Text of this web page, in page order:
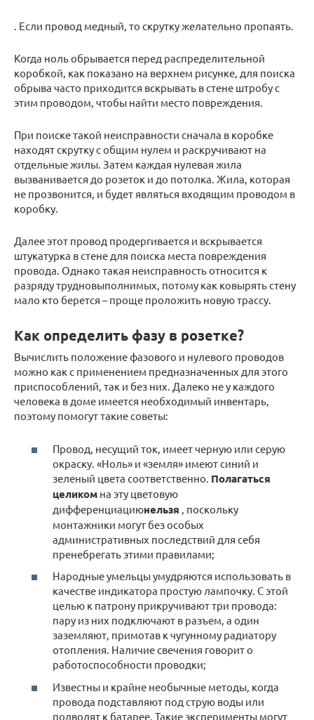
. Если провод медный, то скрутку желательно пропаять.
Когда ноль обрывается перед распределительной
коробкой, как показано на верхнем рисунке, для поиска
обрыва часто приходится вскрывать в стене штробу с
этим проводом, чтобы найти место повреждения.
При поиске такой неисправности сначала в коробке
находят скрутку с общим нулем и раскручивают на
отдельные жилы. Затем каждая нулевая жила
вызванивается до розеток и до потолка. Жила, которая
не прозвонится, и будет являться входящим проводом в
коробку.
Далее этот провод продергивается и вскрывается
штукатурка в стене для поиска места повреждения
провода. Однако такая неисправность относится к
разряду трудновыполнимых, потому как ковырять стену
мало кто берется – проще проложить новую трассу.
Как определить фазу в розетке?
Вычислить положение фазового и нулевого проводов
можно как с применением предназначенных для этого
приспособлений, так и без них. Далеко не у каждого
человека в доме имеется необходимый инвентарь,
поэтому помогут такие советы:
Провод, несущий ток, имеет черную или серую
окраску. «Ноль» и «земля» имеют синий и
зеленый цвета соответственно. Полагаться
целиком на эту цветовую
дифференциациюнельзя , поскольку
монтажники могут без особых
административных последствий для себя
пренебрегать этими правилами;
Народные умельцы умудряются использовать в
качестве индикатора простую лампочку. С этой
целью к патрону прикручивают три провода:
пару из них подключают в разъем, а один
заземляют, примотав к чугунному радиатору
отопления. Наличие свечения говорит о
работоспособности проводки;
Известны и крайне необычные методы, когда
провода подставляют под струю воды или
подводят к батарее. Такие эксперименты могут